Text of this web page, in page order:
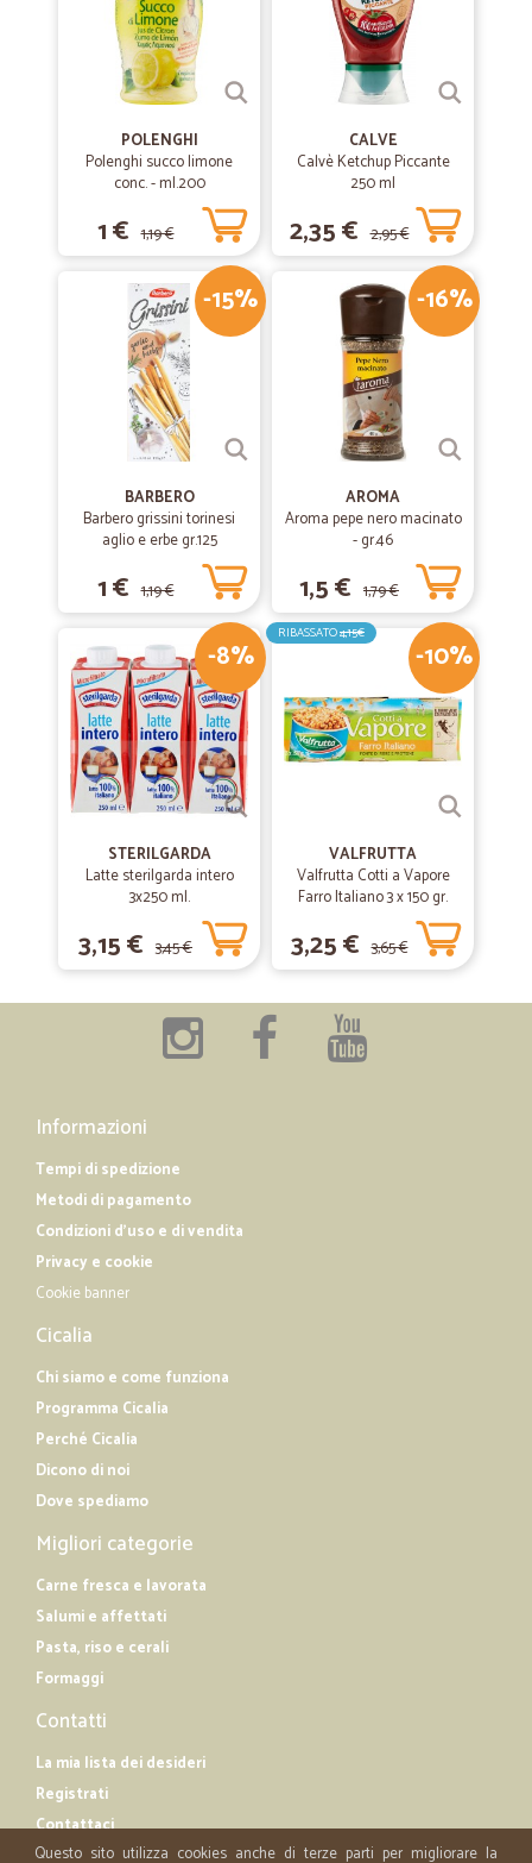
POLENGHI
Polenghi succo limone
conc. - ml.200
1 € 1,19 €
CALVE
Calvè Ketchup Piccante
250 ml
2,35 € 2,95 €
-15%
BARBERO
Barbero grissini torinesi
aglio e erbe gr.125
1 € 1,19 €
-16%
AROMA
Aroma pepe nero macinato
- gr.46
1,5 € 1,79 €
-8%
STERILGARDA
Latte sterilgarda intero
3x250 ml.
3,15 € 3,45 €
-10%
RIBASSATO4,15€
VALFRUTTA
Valfrutta Cotti a Vapore
Farro Italiano 3 x 150 gr.
3,25 € 3,65 €
Informazioni
Tempi di spedizione
Metodi di pagamento
Condizioni d'uso e di vendita
Privacy e cookie
Cookie banner
Cicalia
Chi siamo e come funziona
Programma Cicalia
Perché Cicalia
Dicono di noi
Dove spediamo
Migliori categorie
Carne fresca e lavorata
Salumi e affettati
Pasta, riso e cerali
Formaggi
Contatti
La mia lista dei desideri
Registrati
Contattaci
Questo sito utilizza cookies anche di terze parti per migliorare la